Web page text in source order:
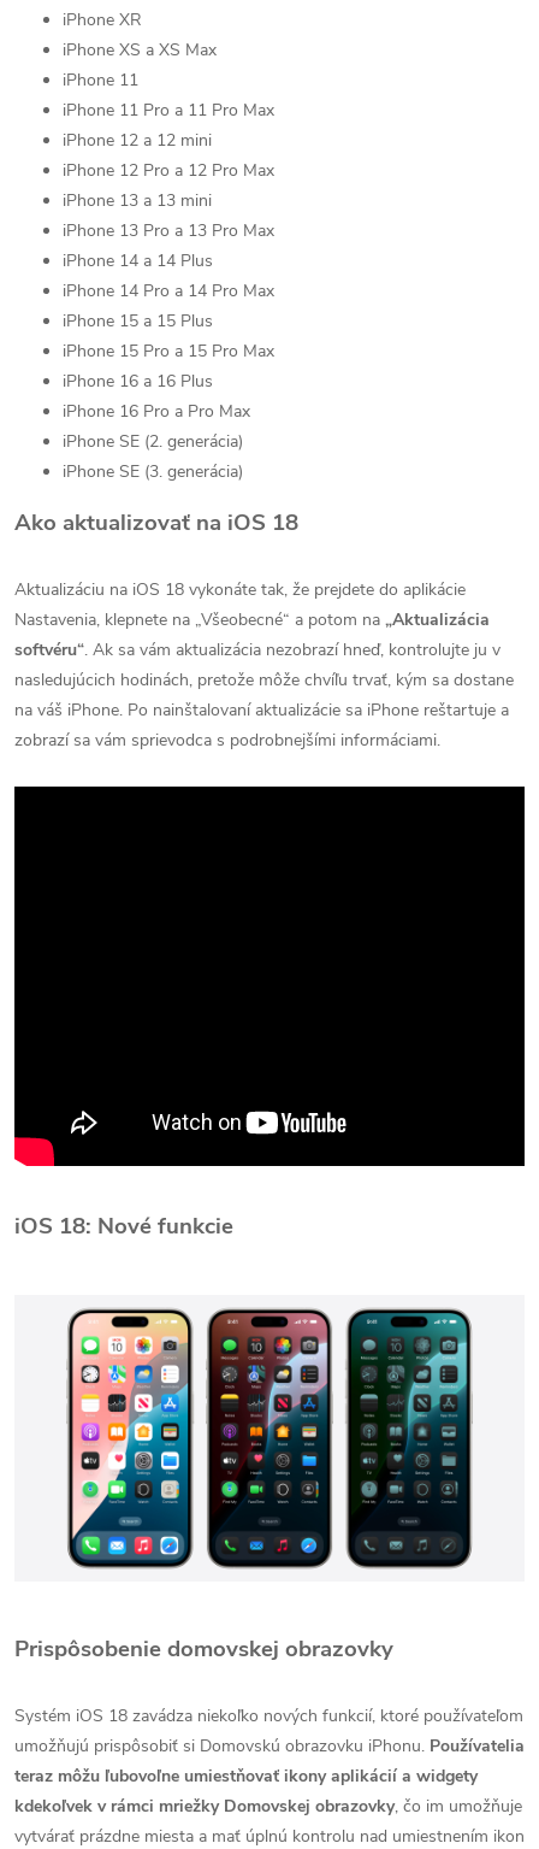
iPhone XR
iPhone XS a XS Max
iPhone 11
iPhone 11 Pro a 11 Pro Max
iPhone 12 a 12 mini
iPhone 12 Pro a 12 Pro Max
iPhone 13 a 13 mini
iPhone 13 Pro a 13 Pro Max
iPhone 14 a 14 Plus
iPhone 14 Pro a 14 Pro Max
iPhone 15 a 15 Plus
iPhone 15 Pro a 15 Pro Max
iPhone 16 a 16 Plus
iPhone 16 Pro a Pro Max
iPhone SE (2. generácia)
iPhone SE (3. generácia)
Ako aktualizovať na iOS 18
Aktualizáciu na iOS 18 vykonáte tak, že prejdete do aplikácie
Nastavenia, klepnete na „Všeobecné“ a potom na „Aktualizácia
softvéru“. Ak sa vám aktualizácia nezobrazí hneď, kontrolujte ju v
nasledujúcich hodinách, pretože môže chvíľu trvať, kým sa dostane
na váš iPhone. Po nainštalovaní aktualizácie sa iPhone reštartuje a
zobrazí sa vám sprievodca s podrobnejšími informáciami.
iOS 18: Nové funkcie
Prispôsobenie domovskej obrazovky
Systém iOS 18 zavádza niekoľko nových funkcií, ktoré používateľom
umožňujú prispôsobiť si Domovskú obrazovku iPhonu. Používatelia
teraz môžu ľubovoľne umiestňovať ikony aplikácií a widgety
kdekoľvek v rámci mriežky Domovskej obrazovky, čo im umožňuje
vytvárať prázdne miesta a mať úplnú kontrolu nad umiestnením ikon